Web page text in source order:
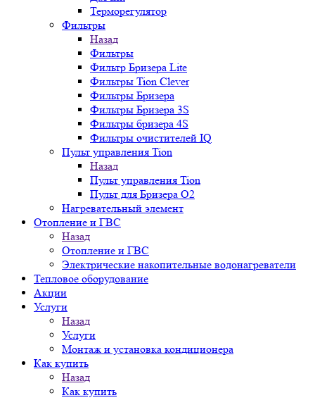
Терморегулятор
Фильтры
Назад
Фильтры
Фильтр Бризера Lite
Фильтры Tion Clever
Фильтры Бризера
Фильтры Бризера 3S
Фильтры бризера 4S
Фильтры очистителей IQ
Пульт управления Tion
Назад
Пульт управления Tion
Пульт для Бризера O2
Нагревательный элемент
Отопление и ГВС
Назад
Отопление и ГВС
Электрические накопительные водонагреватели
Тепловое оборудование
Акции
Услуги
Назад
Услуги
Монтаж и установка кондиционера
Как купить
Назад
Как купить